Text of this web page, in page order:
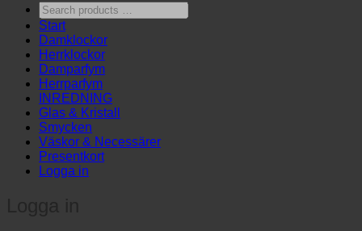
Search
products
…
Start
Damklockor
Herrklockor
Damparfym
Herrparfym
INREDNING
Glas & Kristall
Smycken
Väskor & Necessärer
Presentkort
Logga in